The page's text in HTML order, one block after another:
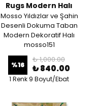
Rugs Modern Halı
Mosso Yıldızlar ve Şahin
Desenli Dokuma Taban
Modern Dekoratif Halı
mosso151
%16
₺ 1,000.00
₺ 840.00
1 Renk 9 Boyut/Ebat